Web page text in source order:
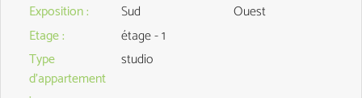
Exposition: Sud
Ouest
Etage:
étage - 1
Type
d'appartement
studio